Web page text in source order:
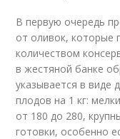
В первую очередь
от оливок, которые
количеством
в жестяной банке
указывается в виде
плодов на 1 кг:
от 180 до 280,
готовки, особенно